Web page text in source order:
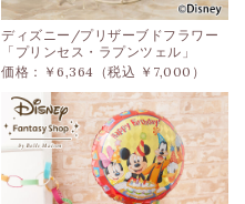
ディズニー/プリザーブドフラワー
「プリンセス・ラプンツェル」
価格：￥6,364（税込 ￥7,000）